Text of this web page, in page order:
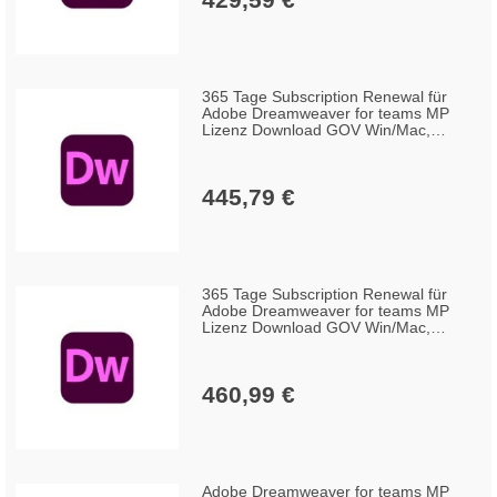
365 Tage Subscription Renewal für
Adobe Dreamweaver for teams MP
Lizenz Download GOV Win/Mac,
445,79 €
365 Tage Subscription Renewal für
Adobe Dreamweaver for teams MP
Lizenz Download GOV Win/Mac,
460,99 €
Adobe Dreamweaver for teams MP